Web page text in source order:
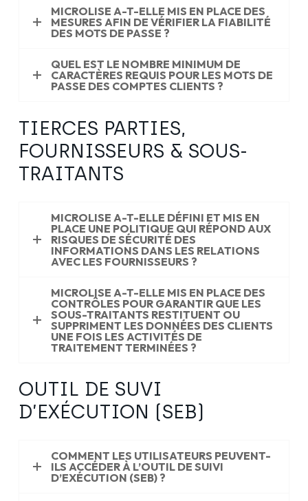
MICROLISE A-T-ELLE MIS EN PLACE DES
MESURES AFIN DE VÉRIFIER LA FIABILITÉ
DES MOTS DE PASSE ?
QUEL EST LE NOMBRE MINIMUM DE
CARACTÈRES REQUIS POUR LES MOTS DE
PASSE DES COMPTES CLIENTS ?
TIERCES PARTIES,
FOURNISSEURS & SOUS-
TRAITANTS
MICROLISE A-T-ELLE DÉFINI ET MIS EN
PLACE UNE POLITIQUE QUI RÉPOND AUX
RISQUES DE SÉCURITÉ DES
INFORMATIONS DANS LES RELATIONS
AVEC LES FOURNISSEURS ?
MICROLISE A-T-ELLE MIS EN PLACE DES
CONTRÔLES POUR GARANTIR QUE LES
SOUS-TRAITANTS RESTITUENT OU
SUPPRIMENT LES DONNÉES DES CLIENTS
UNE FOIS LES ACTIVITÉS DE
TRAITEMENT TERMINÉES ?
OUTIL DE SUVI
D’EXÉCUTION (SEB)
COMMENT LES UTILISATEURS PEUVENT-
ILS ACCÉDER À L’OUTIL DE SUIVI
D’EXÉCUTION (SEB) ?